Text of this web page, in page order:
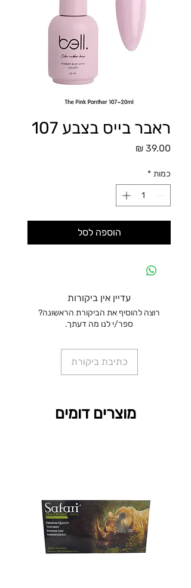
ראבר בייס בצבע 107
כמות *
הוספה לסל
עדיין אין ביקורות
רוצה להוסיף את הביקורת הראשונה?
ספר/י לנו מה דעתך.
כתיבת ביקורת
מוצרים דומים